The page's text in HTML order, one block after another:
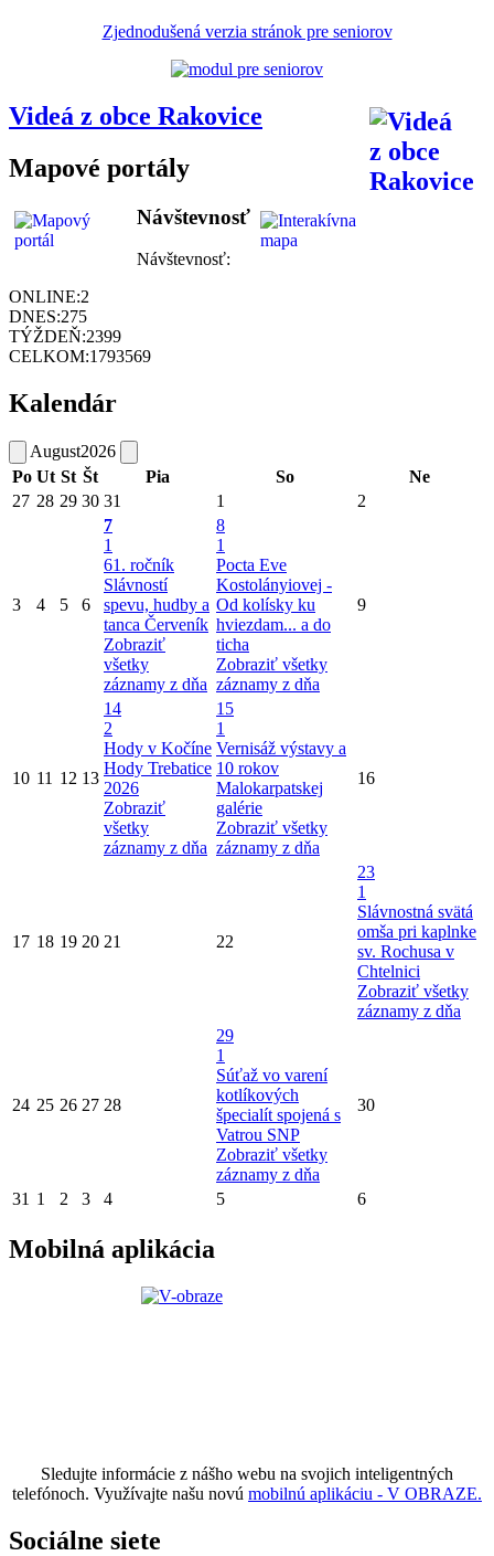
Zjednodušená verzia stránok pre seniorov
Videá z obce Rakovice
Mapové portály
Návštevnosť
Návštevnosť:
ONLINE:2
DNES:275
TÝŽDEŇ:2399
CELKOM:1793569
Kalendár
August2026
Po Ut St Št Pia So
Ne
27 28 29 30 31 1 2
3 4 5 6
7
1
61. ročník
Slávností
spevu, hudby a
tanca Červeník
Zobraziť
všetky
záznamy z dňa
8
1
Pocta Eve
Kostolányiovej -
Od kolísky ku
hviezdam... a do
ticha
Zobraziť všetky
záznamy z dňa
9
10 11 12 13
14
2
Hody v Kočíne
Hody Trebatice
2026
Zobraziť
všetky
záznamy z dňa
15
1
Vernisáž výstavy a
10 rokov
Malokarpatskej
galérie
Zobraziť všetky
záznamy z dňa
16
17 18 19 20 21 22
23
1
Slávnostná svätá
omša pri kaplnke
sv. Rochusa v
Chtelnici
Zobraziť všetky
záznamy z dňa
24 25 26 27 28
29
1
Súťaž vo varení
kotlíkových
špecialít spojená s
Vatrou SNP
Zobraziť všetky
záznamy z dňa
30
31 1 2 3 4 5 6
Mobilná aplikácia
Sledujte informácie z nášho webu na svojich inteligentných
telefónoch. Využívajte našu novú mobilnú aplikáciu - V OBRAZE.
Sociálne siete